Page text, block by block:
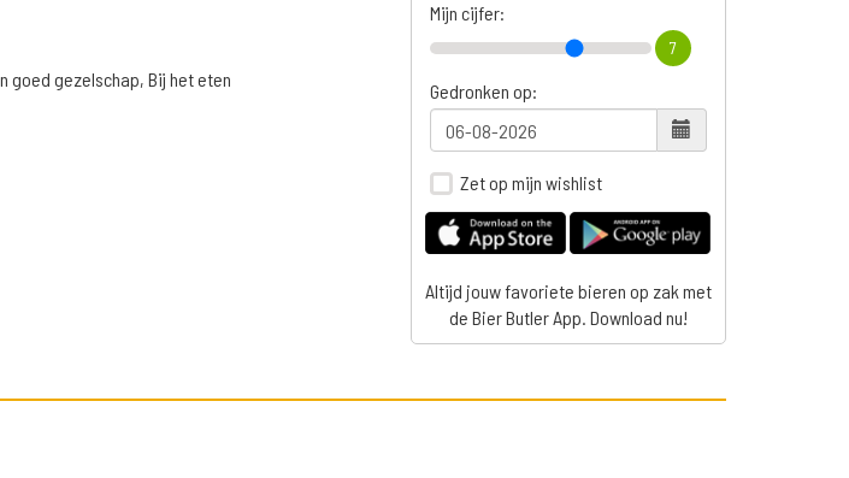
goed gezelschap, Bij het eten
Mijn cijfer:
7
Gedronken op:
Zet op mijn wishlist
Altijd jouw favoriete bieren op zak met
de Bier Butler App. Download nu!